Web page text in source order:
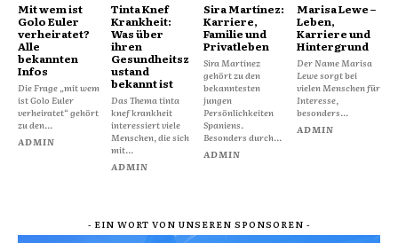
Mit wem ist
Golo Euler
verheiratet?
Alle
bekannten
Infos
Die Frage „mit wem
ist Golo Euler
verheiratet“ gehört
zu den...
ADMIN
Tinta Knef
Krankheit:
Was über
ihren
Gesundheitsz
ustand
bekannt ist
Das Thema tinta
knef krankheit
interessiert viele
Menschen, die sich
mit...
ADMIN
Sira Martínez:
Karriere,
Familie und
Privatleben
Sira Martínez
gehört zu den
bekanntesten
jungen
Persönlichkeiten
Spaniens.
Besonders durch...
ADMIN
Marisa Lewe –
Leben,
Karriere und
Hintergrund
Der Name Marisa
Lewe sorgt bei
vielen Menschen für
Interesse,
besonders...
ADMIN
- EIN WORT VON UNSEREN SPONSOREN -